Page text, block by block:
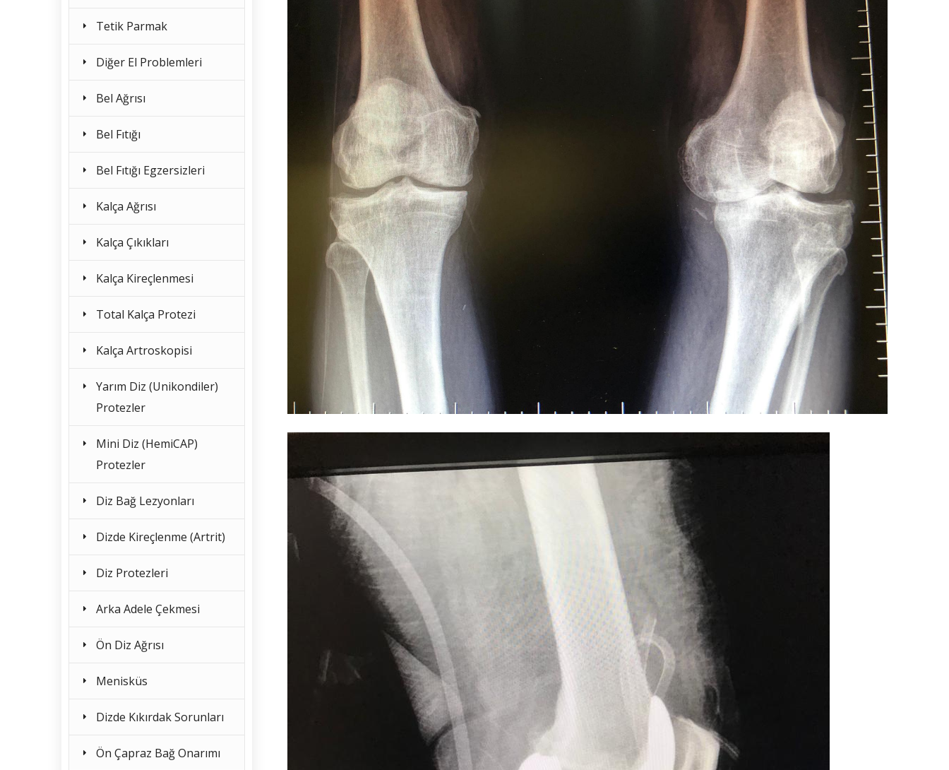
Tetik Parmak
Diğer El Problemleri
Bel Ağrısı
Bel Fıtığı
Bel Fıtığı Egzersizleri
Kalça Ağrısı
Kalça Çıkıkları
Kalça Kireçlenmesi
Total Kalça Protezi
Kalça Artroskopisi
Yarım Diz (Unikondiler)
Protezler
Mini Diz (HemiCAP)
Protezler
Diz Bağ Lezyonları
Dizde Kireçlenme (Artrit)
Diz Protezleri
Arka Adele Çekmesi
Ön Diz Ağrısı
Menisküs
Dizde Kıkırdak Sorunları
Ön Çapraz Bağ Onarımı